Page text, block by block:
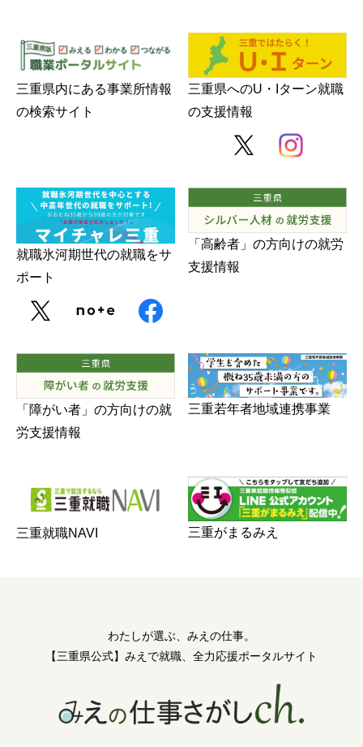
三重県内にある事業所情報
の検索サイト
三重県へのU・Iターン就職
の支援情報
就職氷河期世代の就職をサ
ポート
「高齢者」の方向けの就労
支援情報
「障がい者」の方向けの就
労支援情報
三重若年者地域連携事業
三重就職NAVI 三重がまるみえ
わたしが選ぶ、みえの仕事。
【三重県公式】みえで就職、全力応援ポータルサイト